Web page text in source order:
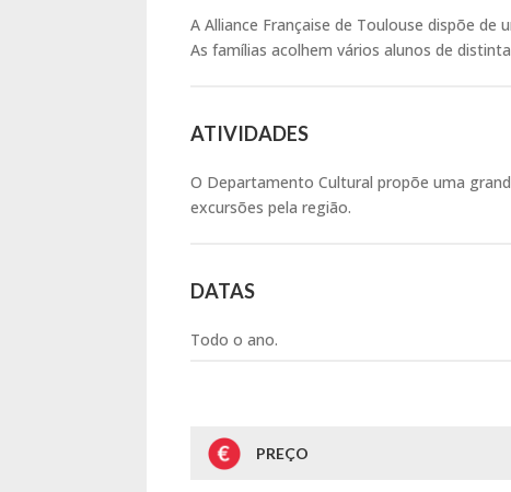
A Alliance Française de Toulouse dispõe
As famílias acolhem vários alunos de
ATIVIDADES
O Departamento Cultural propõe uma
excursões pela região.
DATAS
Todo o ano.
PREÇO